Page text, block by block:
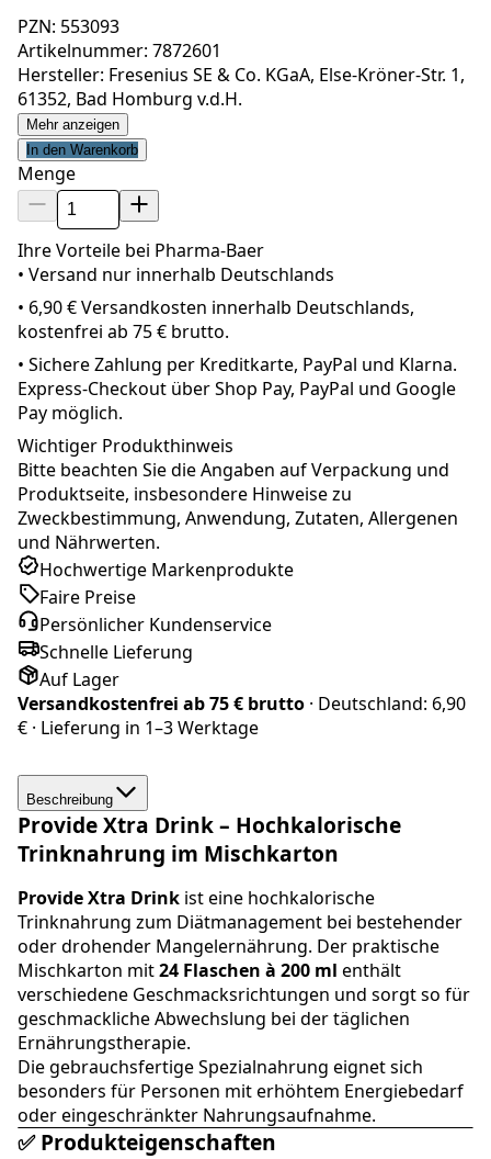
PZN: 553093
Artikelnummer: 7872601
Hersteller: Fresenius SE & Co. KGaA, Else-Kröner-Str. 1,
61352, Bad Homburg v.d.H.
Mehr anzeigen
In den Warenkorb
Menge
Ihre Vorteile bei Pharma-Baer
• Versand nur innerhalb Deutschlands
• 6,90 € Versandkosten innerhalb Deutschlands,
kostenfrei ab 75 € brutto.
• Sichere Zahlung per Kreditkarte, PayPal und Klarna.
Express-Checkout über Shop Pay, PayPal und Google
Pay möglich.
Wichtiger Produkthinweis
Bitte beachten Sie die Angaben auf Verpackung und
Produktseite, insbesondere Hinweise zu
Zweckbestimmung, Anwendung, Zutaten, Allergenen
und Nährwerten.
Hochwertige Markenprodukte
Faire Preise
Persönlicher Kundenservice
Schnelle Lieferung
Auf Lager
Versandkostenfrei ab75 € brutto · Deutschland: 6,90
€ · Lieferung in 1–3 Werktage
Beschreibung
Provide Xtra Drink – Hochkalorische
Trinknahrung im Mischkarton
Provide Xtra Drink ist eine hochkalorische
Trinknahrung zum Diätmanagement bei bestehender
oder drohender Mangelernährung. Der praktische
Mischkarton mit24 Flaschen à 200 ml enthält
verschiedene Geschmacksrichtungen und sorgt so für
geschmackliche Abwechslung bei der täglichen
Ernährungstherapie.
Die gebrauchsfertige Spezialnahrung eignet sich
besonders für Personen mit erhöhtem Energiebedarf
oder eingeschränkter Nahrungsaufnahme.
✅ Produkteigenschaften